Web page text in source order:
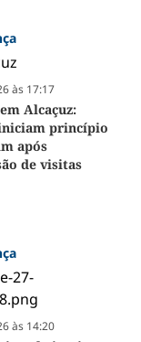
às 17:17
Alcaçuz:
princípio
após
de visitas
às 14:20